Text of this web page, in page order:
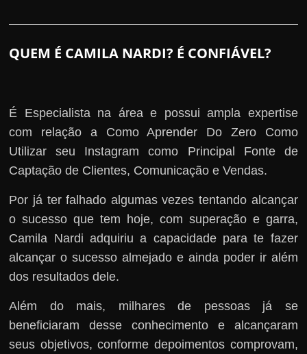
QUEM É CAMILA NARDI? É CONFIÁVEL?
É Especialista na área e possui ampla expertise
com relação a Como Aprender Do Zero Como
Utilizar seu Instagram como Principal Fonte de
Captação de Clientes, Comunicação e Vendas.
Por já ter falhado algumas vezes tentando alcançar
o sucesso que tem hoje, com superação e garra,
Camila Nardi adquiriu a capacidade para te fazer
alcançar o sucesso almejado e ainda poder ir além
dos resultados dele.
Além do mais, milhares de pessoas já se
beneficiaram desse conhecimento e alcançaram
seus objetivos, conforme depoimentos comprovam,